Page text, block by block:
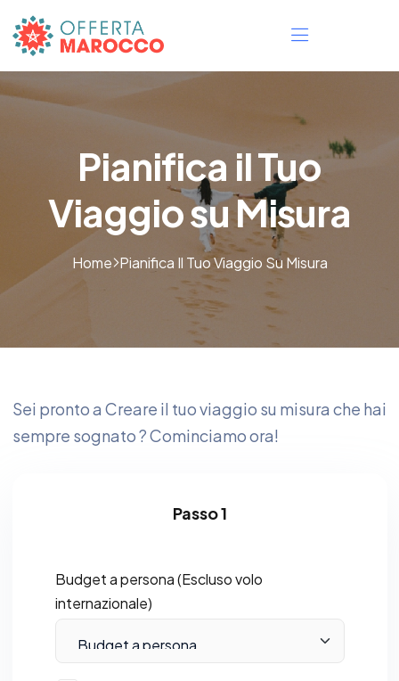
Pianifica il Tuo
Viaggio su Misura
Home Pianifica Il Tuo Viaggio Su Misura
Sei pronto a Creare il tuo viaggio su misura che hai
sempre sognato ? Cominciamo ora!
Passo 1
Budget a persona (Escluso volo
internazionale)